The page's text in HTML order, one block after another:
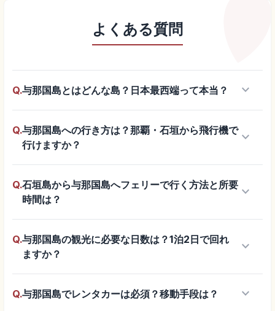
よくある質問
Q.与那国島とはどんな島？日本最西端って本当？ keyboard_arrow_down
Q.与那国島への行き方は？那覇・石垣から飛行機で
行けますか？
keyboard_arrow_down
Q.石垣島から与那国島へフェリーで行く方法と所要
時間は？
keyboard_arrow_down
Q.与那国島の観光に必要な日数は？1泊2日で回れ
ますか？
keyboard_arrow_down
Q.与那国島でレンタカーは必須？移動手段は？ keyboard_arrow_down